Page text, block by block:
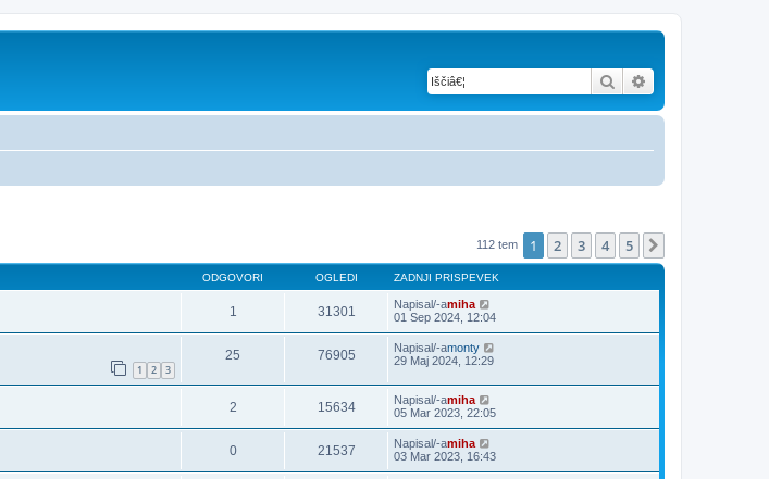
Iskanje
112 tem 1 2 3 4 5
ODGOVORI OGLEDI ZADNJI PRISPEVEK
1 31301 Napisal/-amiha
01 Sep 2024, 12:04
1 2 3
25 76905 Napisal/-amonty
29 Maj 2024, 12:29
2 15634 Napisal/-amiha
05 Mar 2023, 22:05
0 21537 Napisal/-amiha
03 Mar 2023, 16:43